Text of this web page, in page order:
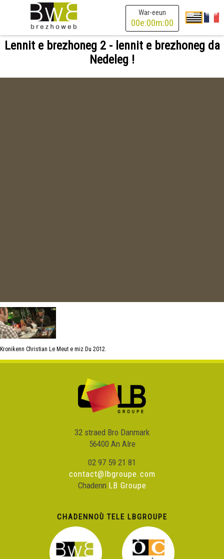
War-eeun
00e:00m:00
Lennit e brezhoneg 2 - lennit e brezhoneg da
Nedeleg !
Kronikenn Christian Le Meut e miz Du 2012.
32 straed Bro Danmark
56400 An Alre
02 97 59 21 81
contact@lbgroupe.com
Chadenn LB Groupe
CHADENNOÙ TELE LBGROUPE